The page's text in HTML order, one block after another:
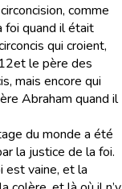
comme
foi quand il était
qui croient,
12et le père des
mais encore qui
Abraham quand il
du monde a été
la justice de la foi.
est vaine, et la